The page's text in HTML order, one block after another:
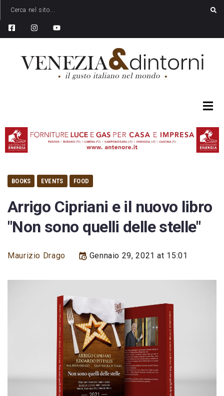
BOOKS EVENTS FOOD
Arrigo Cipriani e il nuovo libro
"Non sono quelli delle stelle"
Maurizio Drago Gennaio 29, 2021 at 15:01